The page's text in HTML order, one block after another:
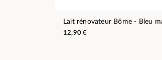
Lait rénovateur Bōme - Bleu
12,90 €